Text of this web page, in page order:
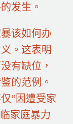
发生。
该如何办
。这表明
有缺位，
的范例。
“因遭受家
家庭暴力